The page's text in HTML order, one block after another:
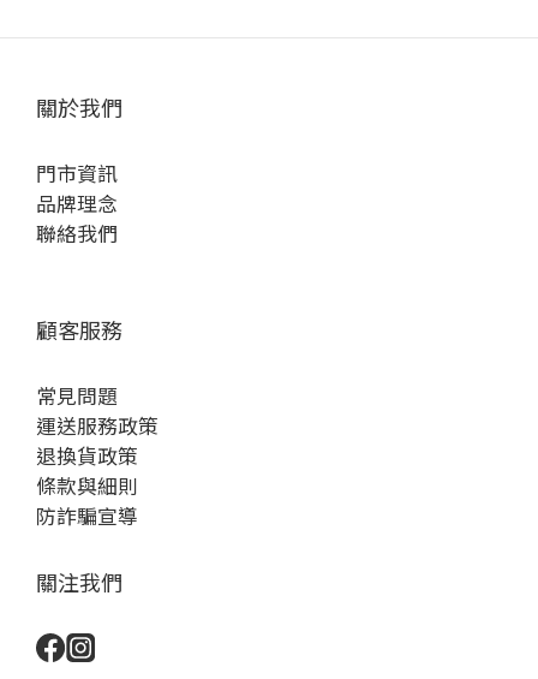
關於我們
門市資訊
品牌理念
聯絡我們
顧客服務
常見問題
運送服務政策
退換貨政策
條款與細則
防詐騙宣導
關注我們